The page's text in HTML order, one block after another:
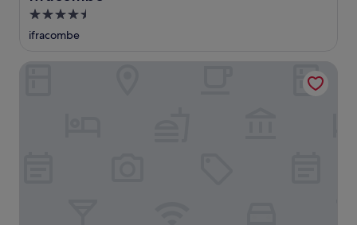
4.5-
Sterne-
ifracombe